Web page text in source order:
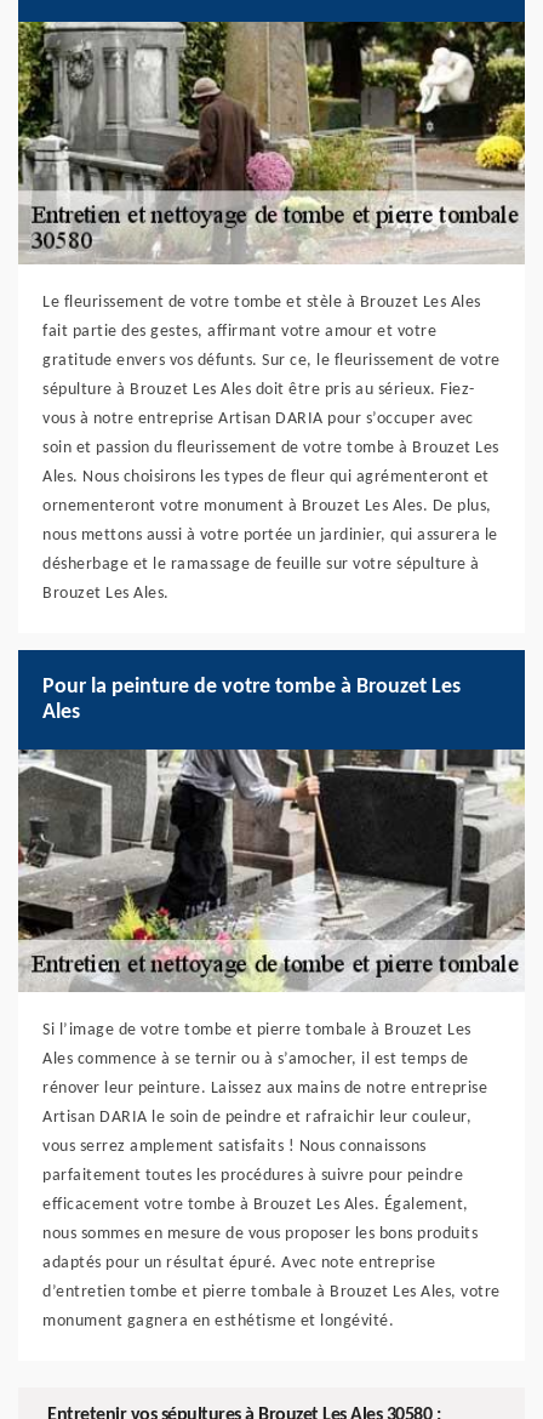
Le fleurissement de votre tombe et stèle à Brouzet Les Ales
fait partie des gestes, affirmant votre amour et votre
gratitude envers vos défunts. Sur ce, le fleurissement de votre
sépulture à Brouzet Les Ales doit être pris au sérieux. Fiez-
vous à notre entreprise Artisan DARIA pour s’occuper avec
soin et passion du fleurissement de votre tombe à Brouzet Les
Ales. Nous choisirons les types de fleur qui agrémenteront et
ornementeront votre monument à Brouzet Les Ales. De plus,
nous mettons aussi à votre portée un jardinier, qui assurera le
désherbage et le ramassage de feuille sur votre sépulture à
Brouzet Les Ales.
Pour la peinture de votre tombe à Brouzet Les
Ales
Si l’image de votre tombe et pierre tombale à Brouzet Les
Ales commence à se ternir ou à s’amocher, il est temps de
rénover leur peinture. Laissez aux mains de notre entreprise
Artisan DARIA le soin de peindre et rafraichir leur couleur,
vous serrez amplement satisfaits ! Nous connaissons
parfaitement toutes les procédures à suivre pour peindre
efficacement votre tombe à Brouzet Les Ales. Également,
nous sommes en mesure de vous proposer les bons produits
adaptés pour un résultat épuré. Avec note entreprise
d’entretien tombe et pierre tombale à Brouzet Les Ales, votre
monument gagnera en esthétisme et longévité.